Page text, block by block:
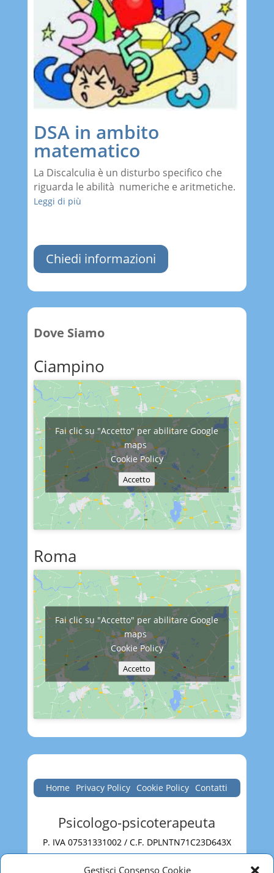
Gestisci Consenso Cookie
DSA in ambito
matematico
La Discalculia è un disturbo specifico che
riguarda le abilità numeriche e aritmetiche.
Leggi di più
Chiedi informazioni
Dove Siamo
Ciampino
Fai clic su "Accetto" per abilitare Google
maps
Cookie Policy
Accetto
Roma
Fai clic su "Accetto" per abilitare Google
maps
Cookie Policy
Accetto
Home Privacy Policy Cookie Policy Contatti
Psicologo-psicoterapeuta
P. IVA 07531331002 / C.F. DPLNTN71C23D643X
Roma